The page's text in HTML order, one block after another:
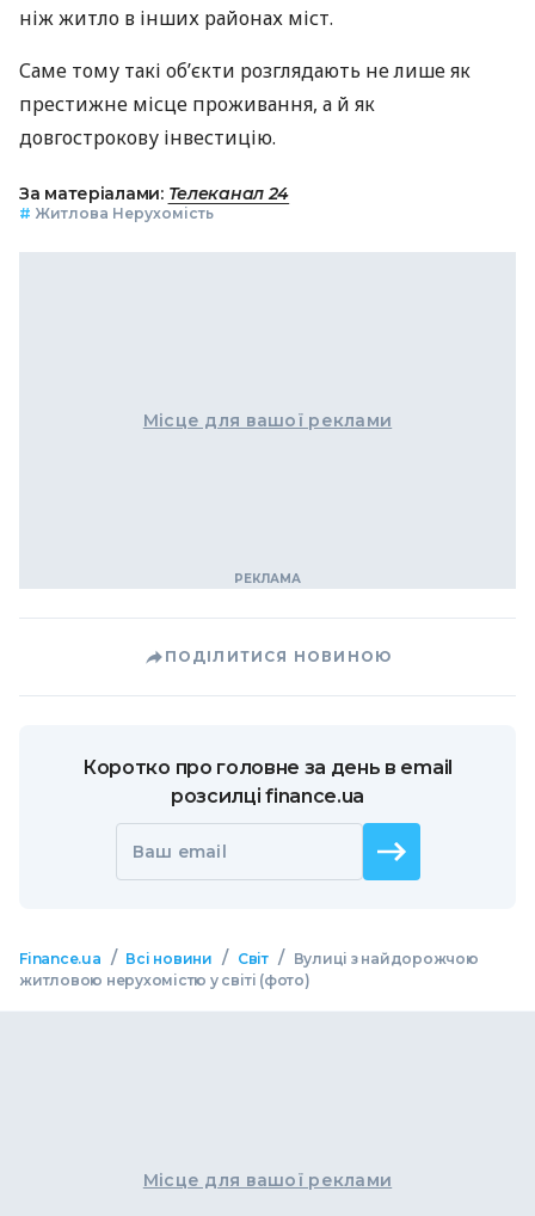
ніж житло в інших районах міст.
Саме тому такі об’єкти розглядають не лише як
престижне місце проживання, а й як
довгострокову інвестицію.
За матеріалами: Телеканал 24
# Житлова Нерухомість
Місце для вашої реклами
ПОДІЛИТИСЯ НОВИНОЮ
Коротко про головне за день в email
розсилці finance.ua
Ваш email
Finance.ua / Всі новини / Світ /
Вулиці з найдорожчою
житловою нерухомістю у світі (фото)
Місце для вашої реклами